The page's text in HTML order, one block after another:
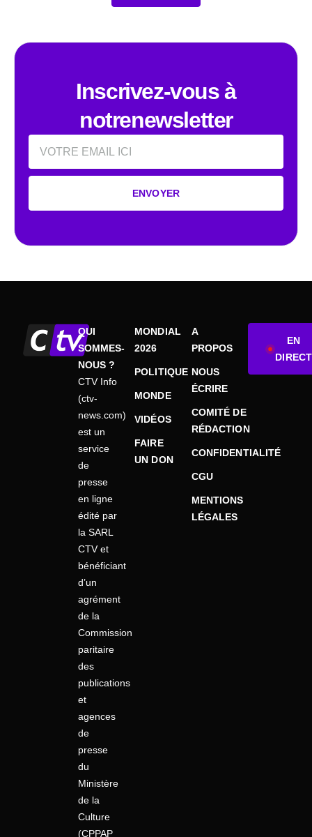
Inscrivez-vous à
notrenewsletter
Email
ENVOYER
QUI
SOMMES-
NOUS ?
CTV Info
(ctv-
news.com)
est un
service
de
presse
en ligne
édité par
la SARL
CTV et
bénéficiant
d’un
agrément
de la
Commission
paritaire
des
publications
et
agences
de
presse
du
Ministère
de la
Culture
(CPPAP
MONDIAL
2026
POLITIQUE
MONDE
VIDÉOS
FAIRE
UN DON
A
PROPOS
NOUS
ÉCRIRE
COMITÉ DE
RÉDACTION
CONFIDENTIALITÉ
CGU
MENTIONS
LÉGALES
EN
DIRECT